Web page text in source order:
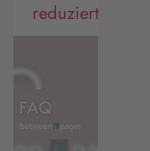
reduziert